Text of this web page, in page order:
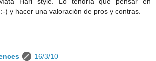
) y hacer una valoración de pros y contras.
16/3/10